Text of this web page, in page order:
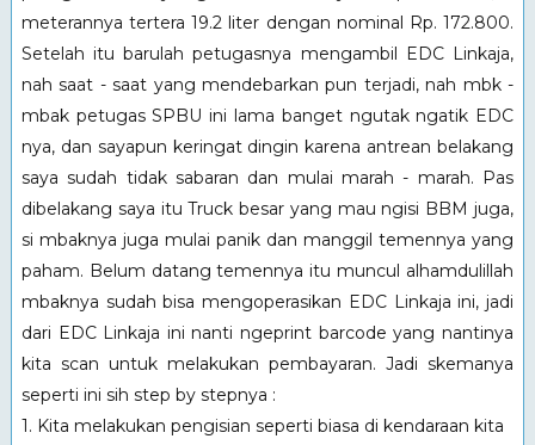
meterannya tertera 19.2 liter dengan nominal Rp. 172.800.
Setelah itu barulah petugasnya mengambil EDC Linkaja,
nah saat - saat yang mendebarkan pun terjadi, nah mbk -
mbak petugas SPBU ini lama banget ngutak ngatik EDC
nya, dan sayapun keringat dingin karena antrean belakang
saya sudah tidak sabaran dan mulai marah - marah. Pas
dibelakang saya itu Truck besar yang mau ngisi BBM juga,
si mbaknya juga mulai panik dan manggil temennya yang
paham. Belum datang temennya itu muncul alhamdulillah
mbaknya sudah bisa mengoperasikan EDC Linkaja ini, jadi
dari EDC Linkaja ini nanti ngeprint barcode yang nantinya
kita scan untuk melakukan pembayaran. Jadi skemanya
seperti ini sih step by stepnya :
1. Kita melakukan pengisian seperti biasa di kendaraan kita